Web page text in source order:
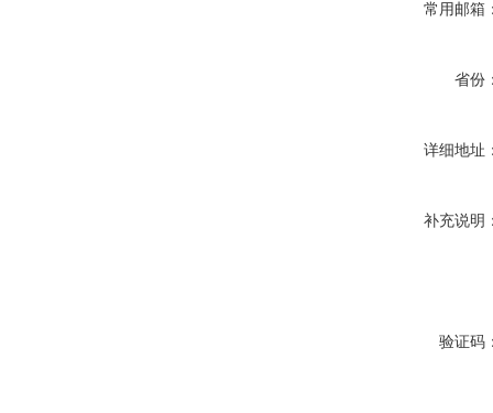
常用邮箱
省份
详细地址
补充说明
验证码